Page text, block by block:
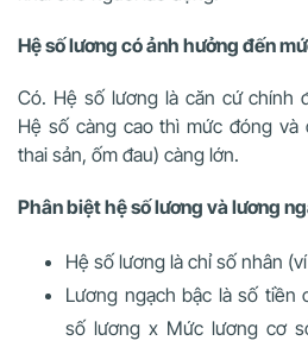
Hệ số lương có ảnh hưởng đến
Có. Hệ số lương là căn cứ chính
Hệ số càng cao thì mức đóng và
thai sản, ốm đau) càng lớn.
Phân biệt hệ số lương và lương
Hệ số lương là chỉ số nhân
Lương ngạch bậc là số tiền
số lương x Mức lương cơ